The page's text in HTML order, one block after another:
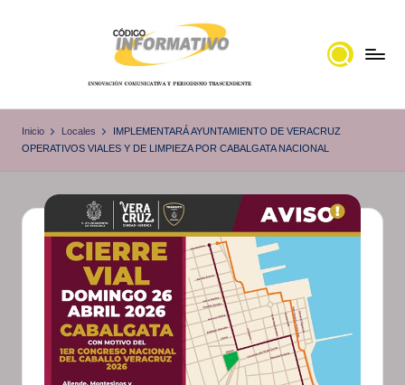
ó
i
g
o
n
f
o
noticias
Inicio Locales
IMPLEMENTARÁ AYUNTAMIENTO DE VERACRUZ
OPERATIVOS VIALES Y DE LIMPIEZA POR CABALGATA NACIONAL